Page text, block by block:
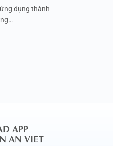
dụng thành
APP
AN VIET